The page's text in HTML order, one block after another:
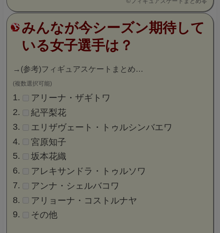
みんなが今シーズン期待して
いる女子選手は？
→ (参考)フィギュアスケートまとめ…
(複数選択可能)
アリーナ・ザギトワ
紀平梨花
エリザヴェート・トゥルシンバエワ
宮原知子
坂本花織
アレキサンドラ・トゥルソワ
アンナ・シェルバコワ
アリョーナ・コストルナヤ
その他